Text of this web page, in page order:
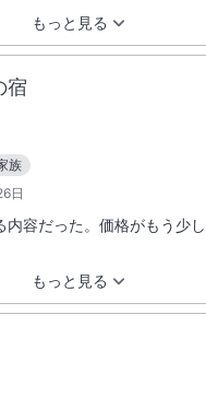
もっと見る
宿
族
日
もっと見る
内容だった。価格がもう少